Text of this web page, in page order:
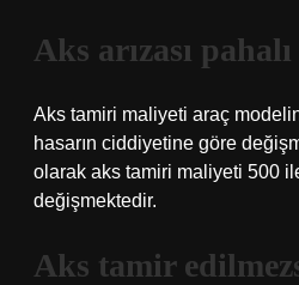
Aks arızası pahalı
Aks tamiri maliyeti araç
hasarın ciddiyetine göre
olarak aks tamiri maliyeti 500
değişmektedir.
Aks tamir